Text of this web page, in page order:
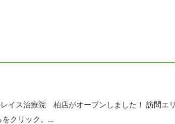
イス治療院 柏店がオープンしました！ 訪問エリ
クリック。...